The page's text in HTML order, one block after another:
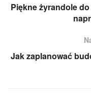
Piękne żyrandole
Jak zaplanować